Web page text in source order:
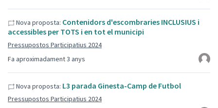
Fa aproximadament 3 anys
Nova proposta: Contenidors d'escombraries INCLUSIUS i
accessibles per TOTS i en tot el municipi
Pressupostos Participatius 2024
Nova proposta: L3 parada Ginesta-Camp de Futbol
Pressupostos Participatius 2024